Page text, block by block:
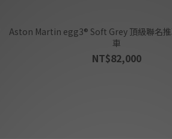
Aston Martin egg3® Soft Grey 頂級聯名推車/嬰幼兒手推
車
NT$82,000